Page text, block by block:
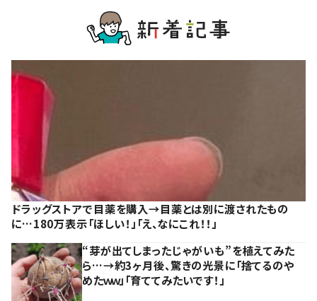
ドラッグストアで目薬を購入→目薬とは別に渡されたもの
に…180万表示「ほしい！」「え、なにこれ！！」
“芽が出てしまったじゃがいも”を植えてみた
ら…→約3ヶ月後、驚きの光景に「捨てるのや
めたｗｗ」「育ててみたいです！」